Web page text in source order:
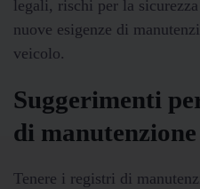
legali, rischi per la
nuove esigenze di
veicolo.
Suggerimenti
di
Tenere i registri di